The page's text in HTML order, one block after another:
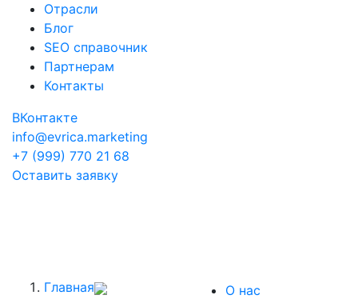
Отрасли
Блог
SEO справочник
Партнерам
Контакты
ВКонтакте
info@evrica.marketing
+7 (999) 770 21 68
Оставить заявку
О нас
Главная